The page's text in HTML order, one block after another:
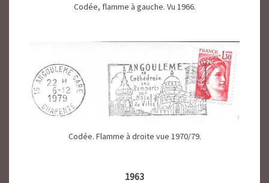
Codée, flamme à gauche. Vu 1966.
Codée. Flamme à droite vue 1970/79.
1963